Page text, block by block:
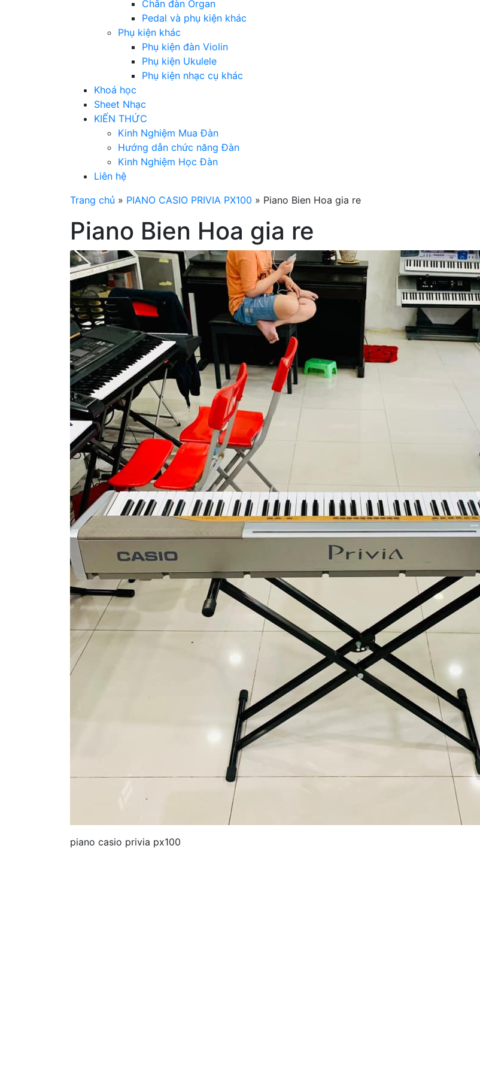
Chân đàn Organ
Pedal và phụ kiện khác
Phụ kiện khác
Phụ kiện đàn Violin
Phụ kiện Ukulele
Phụ kiện nhạc cụ khác
Khoá học
Sheet Nhạc
KIẾN THỨC
Kinh Nghiệm Mua Đàn
Hướng dẫn chức năng Đàn
Kinh Nghiệm Học Đàn
Liên hệ
Trang chủ » PIANO CASIO PRIVIA PX100 » Piano Bien Hoa gia re
Piano Bien Hoa gia re
piano casio privia px100